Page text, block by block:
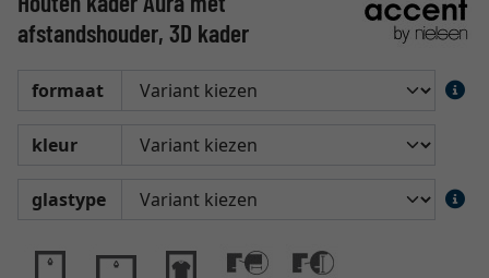
afstandshouder, 3D kader
formaat
kleur
glastype